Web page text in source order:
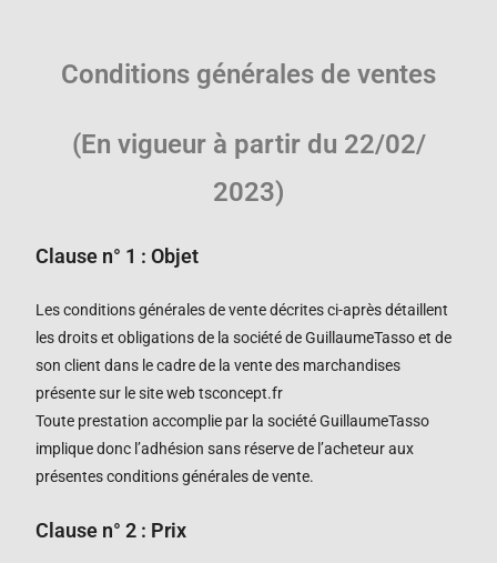
Conditions générales de ventes
(En vigueur à partir du 22/02/
2023)
Clause n° 1 : Objet
Les conditions générales de vente décrites ci-après détaillent
les droits et obligations de la sociétéde GuillaumeTassoet de
son client dans le cadre de la vente des marchandises
présente sur le site web tsconcept.fr
Toute prestation accomplie par la sociétéGuillaumeTasso
implique donc l’adhésion sans réserve de l’acheteur aux
présentes conditions générales de vente.
Clause n° 2 : Prix